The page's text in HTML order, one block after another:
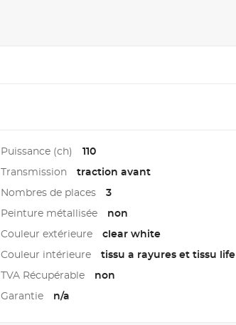
Puissance (ch) 110
Transmission traction avant
Nombres de places 3
Peinture métallisée non
Couleur extérieure clear white
Couleur intérieure tissu a rayures et tissu life
TVA Récupérable non
Garantie n/a